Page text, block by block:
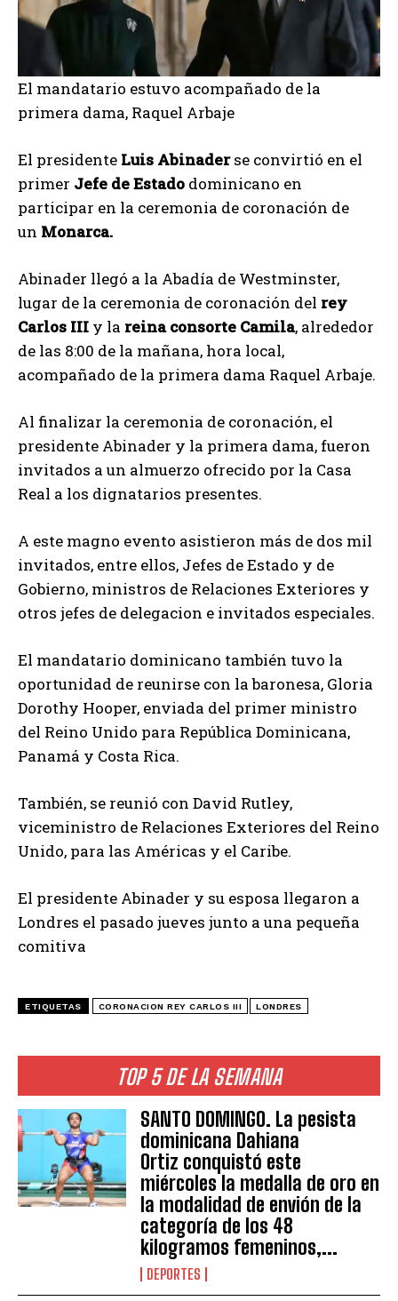
TOP 5 DE LA SEMANA
SANTO DOMINGO. La pesista
dominicana Dahiana
Ortiz conquistó este
miércoles la medalla de oro en
la modalidad de envión de la
categoría de los 48
kilogramos femeninos,...
DEPORTES
El mandatario estuvo acompañado de la
primera dama, Raquel Arbaje
El presidente Luis Abinaderse convirtió en el
primer Jefe de Estado dominicano en
participar en la ceremonia de coronación de
un Monarca.
Abinader llegó a la Abadía de Westminster,
lugar de la ceremonia de coronación del rey
Carlos III y la reina consorte Camila, alrededor
de las 8:00 de la mañana, hora local,
acompañado de la primera dama Raquel Arbaje.
Al finalizar la ceremonia de coronación, el
presidente Abinader y la primera dama, fueron
invitados a un almuerzo ofrecido por la Casa
Real a los dignatarios presentes.
A este magno evento asistieron más de dos mil
invitados, entre ellos, Jefes de Estado y de
Gobierno, ministros de Relaciones Exteriores y
otros jefes de delegacion e invitados especiales.
El mandatario dominicano también tuvo la
oportunidad de reunirse con la baronesa, Gloria
Dorothy Hooper, enviada del primer ministro
del Reino Unido para República Dominicana,
Panamá y Costa Rica.
También, se reunió con David Rutley,
viceministro de Relaciones Exteriores del Reino
Unido, para las Américas y el Caribe.
El presidente Abinader y su esposa llegaron a
Londres el pasado jueves junto a una pequeña
comitiva
ETIQUETAS CORONACION REY CARLOS III LONDRES